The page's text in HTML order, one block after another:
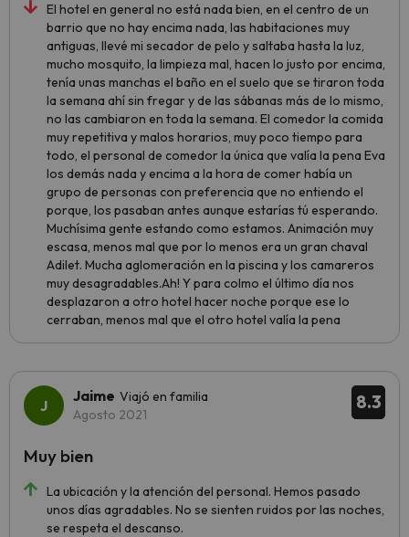
El hotel en general no está nada bien, en el centro de un
barrio que no hay encima nada, las habitaciones muy
antiguas, llevé mi secador de pelo y saltaba hasta la luz,
mucho mosquito, la limpieza mal, hacen lo justo por encima,
tenía unas manchas el baño en el suelo que se tiraron toda
la semana ahí sin fregar y de las sábanas más de lo mismo,
no las cambiaron en toda la semana. El comedor la comida
muy repetitiva y malos horarios, muy poco tiempo para
todo, el personal de comedor la única que valía la pena Eva
los demás nada y encima a la hora de comer había un
grupo de personas con preferencia que no entiendo el
porque, los pasaban antes aunque estarías tú esperando.
Muchísima gente estando como estamos. Animación muy
escasa, menos mal que por lo menos era un gran chaval
Adilet. Mucha aglomeración en la piscina y los camareros
muy desagradables.Ah! Y para colmo el último día nos
desplazaron a otro hotel hacer noche porque ese lo
cerraban, menos mal que el otro hotel valía la pena
8.3
Jaime Viajó en familia
Agosto 2021
La ubicación y la atención del personal. Hemos pasado
unos días agradables. No se sienten ruidos por las noches,
se respeta el descanso.
Muy bien